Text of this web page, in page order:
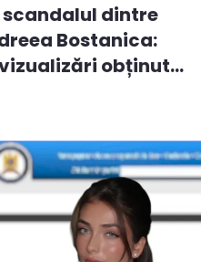
scandalul dintre
Bostanica:
vizualizări obținut...